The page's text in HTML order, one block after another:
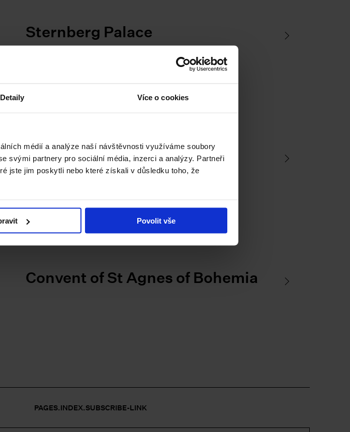
Detaily Více o cookies
médií a analýze naší návštěvnosti využíváme soubory
svými partnery pro sociální média, inzerci a analýzy. Partneři
jste jim poskytli nebo které získali v důsledku toho, že
Povolit vše
Sternberg Palace
Schwarzenberg Palace
Convent of St Agnes of Bohemia
PAGES.INDEX.SUBSCRIBE-LINK